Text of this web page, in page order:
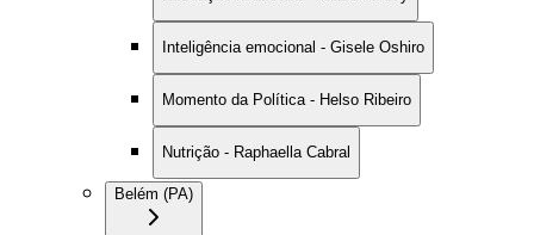
Inteligência emocional - Gisele Oshiro
Momento da Política - Helso Ribeiro
Nutrição - Raphaella Cabral
Belém (PA)